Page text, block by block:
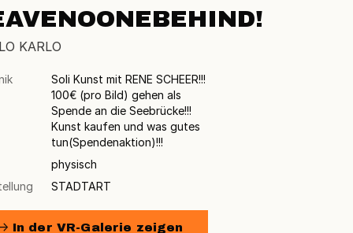
KARLO
Soli Kunst mit RENE SCHEER!!!
100€ (pro Bild) gehen als
Spende an die Seebrücke!!!
Kunst kaufen und was gutes
tun(Spendenaktion)!!!
physisch
STADTART
→ In der VR-Galerie zeigen